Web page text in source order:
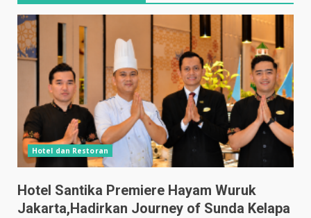
Hotel dan Restoran
Hotel Santika Premiere Hayam Wuruk
Jakarta,Hadirkan Journey of Sunda Kelapa